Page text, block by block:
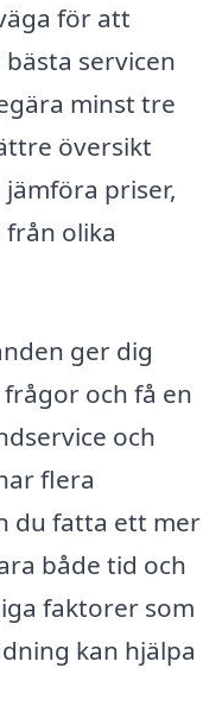
för att
servicen
minst tre
översikt
priser,
olika
ger dig
och få en
och
flera
du fatta ett mer
både tid och
faktorer som
kan hjälpa